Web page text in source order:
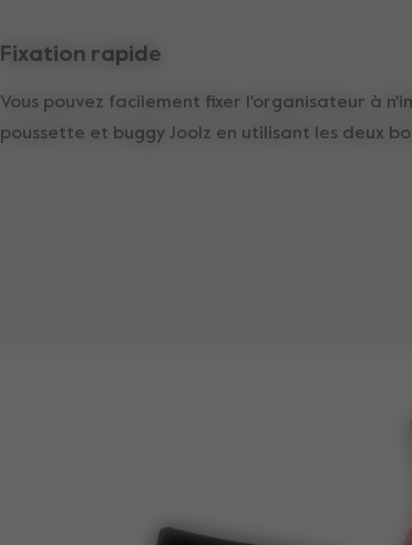
Fixation rapide
Vous pouvez facilement fixer l'organisateur à
poussette et buggy Joolz en utilisant les deux